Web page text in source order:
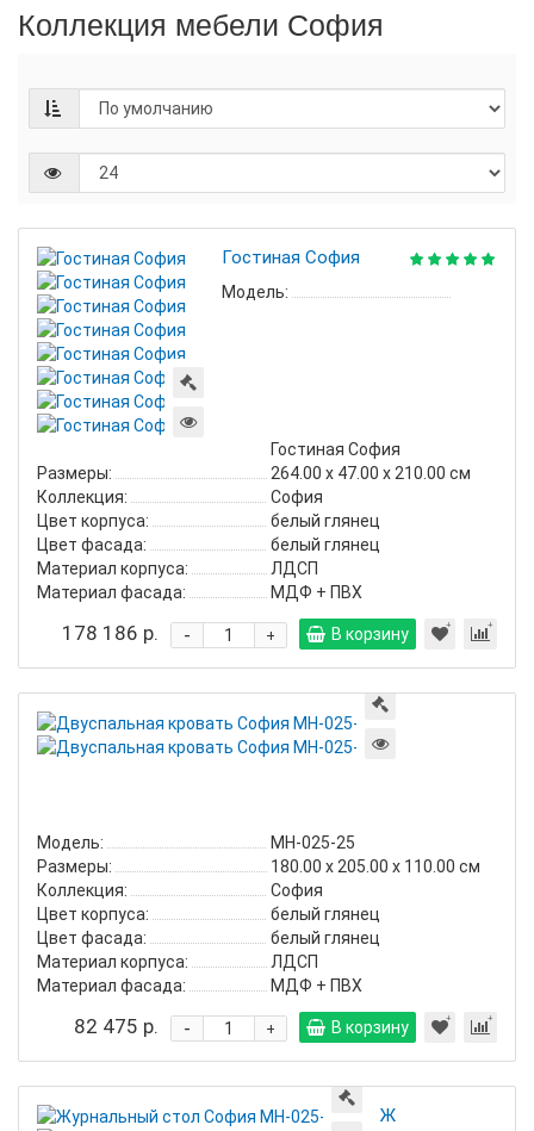
Коллекция мебели София
Гостиная София
Модель:
Гостиная София
Размеры:
264.00 х 47.00 х 210.00 см
Коллекция:
София
Цвет корпуса:
белый глянец
Цвет фасада:
белый глянец
Материал корпуса:
ЛДСП
Материал фасада:
МДФ + ПВХ
178 186 р. +
- В корзину
Модель:
МН-025-25
Размеры:
180.00 х 205.00 х 110.00 см
Коллекция:
София
Цвет корпуса:
белый глянец
Цвет фасада:
белый глянец
Материал корпуса:
ЛДСП
Материал фасада:
МДФ + ПВХ
82 475 р. +
- В корзину
Журнальный